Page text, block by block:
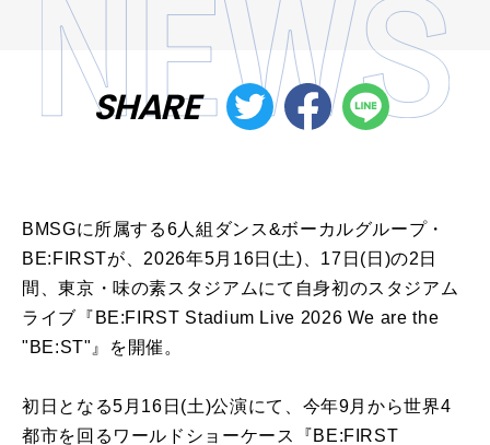
SHARE
BMSGに所属する6人組ダンス&ボーカルグループ・
BE: FIRSTが、2026年5月16日(土)、17日(日)の2日
間、東京・ 味の素スタジアムにて自身初のスタジアム
ライブ『BE:FIRST Stadium Live 2026 We are the
"BE:ST"』を開催。
初日となる5月16日(土)公演にて、 今年9月から世界4
都市を回るワールドショーケース『BE:FIRST